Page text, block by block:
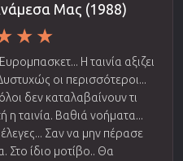
Μας (1988)
Η ταινία αξιζει
οι περισσότεροι...
δεν καταλαβαίνουν τι
η ταινία. Βαθιά νοήματα...
Σαν να μην πέρασε
Στο ίδιο μοτίβο.. Θα